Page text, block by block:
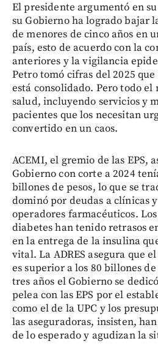
El presidente argumentó en
su Gobierno ha logrado bajar
de menores de cinco años en
país, esto de acuerdo con la
anteriores y la vigilancia
Petro tomó cifras del 2025
está consolidado. Pero todo el
salud, incluyendo servicios y
pacientes que los necesitan
convertido en un caos.
ACEMI, el gremio de las EPS,
Gobierno con corte a 2024
billones de pesos, lo que se
dominó por deudas a clínicas
operadores farmacéuticos.
diabetes han tenido retrasos
en la entrega de la insulina
vital. La ADRES asegura que
es superior a los 80 billones
tres años el Gobierno se
pelea con las EPS por el
como el de la UPC y los
las aseguradoras, insisten,
de lo esperado y agudizan la